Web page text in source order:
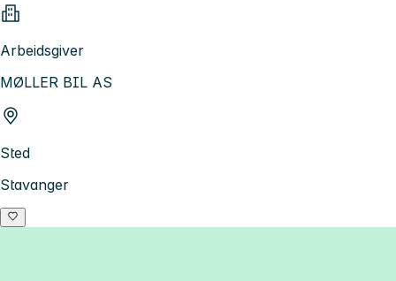
Arbeidsgiver
MØLLER BIL AS
Sted
Stavanger